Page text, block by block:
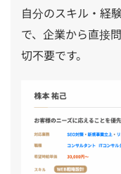
自分のスキル・経
で、企業から直接
切不要です。